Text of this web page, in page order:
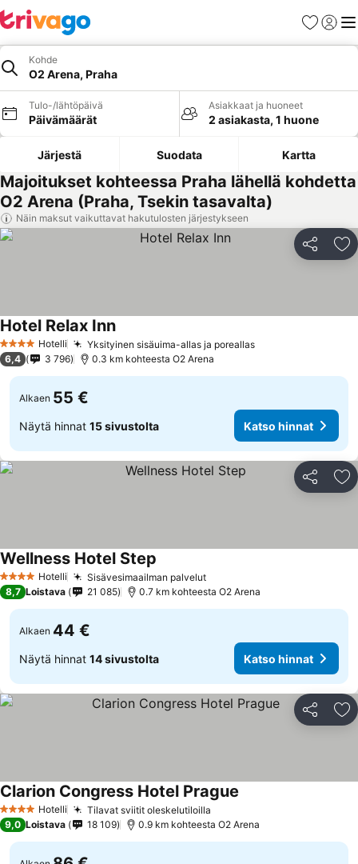
Suosikit
Kohde
O2 Arena, Praha
Tulo-/lähtöpäivä
Päivämäärät
Asiakkaat ja huoneet
2 asiakasta, 1 huone
Järjestä Suodata Kartta
Majoitukset kohteessa Praha lähellä kohdetta
O2 Arena (Praha, Tsekin tasavalta)
Näin maksut vaikuttavat hakutulosten järjestykseen
Jaa
4 Tähtiluokitus
Hotelli Yksityinen sisäuima-allas ja poreallasKatso hinnat
Hotel Relax InnKatso hinnat
6,4 3 796 0.3 km kohteesta O2 Arena
Alkaen 55 €
Näytä hinnat 15 sivustolta Katso hinnat
Jaa
4 Tähtiluokitus
Hotelli Sisävesimaailman palvelutKatso hinnat
Wellness Hotel Step
8,7 Loistava 21 085 0.7 km kohteesta O2 Arena
Alkaen 44 €
Näytä hinnat 14 sivustolta Katso hinnat
Jaa
4 Tähtiluokitus
Hotelli Tilavat sviitit oleskelutiloilla
Clarion Congress Hotel Prague
9,0 Loistava 18 109 0.9 km kohteesta O2 Arena